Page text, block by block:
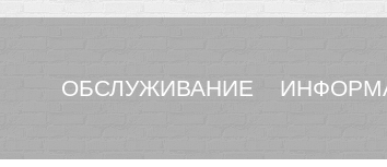
ОБСЛУЖИВАНИЕ